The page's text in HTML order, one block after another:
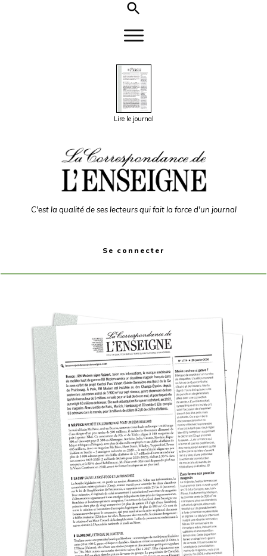
Lire le journal
C'est la qualité de ses lecteurs qui fait la force d'un journal
Se connecter